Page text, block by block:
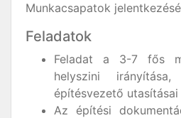
Munkacsapatok
Feladatok
Feladat a 3-7 fős
helyszini
építésvezető
Az építési